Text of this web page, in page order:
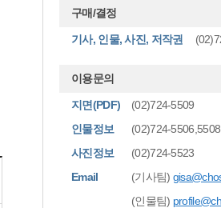
구매/결정
기사, 인물, 사진, 저작권
이용문의
지면(PDF)
(02)724-5509
인물정보
(02)724-
사진정보
(02)724-5523
Email
(기사팀)
(인물팀)